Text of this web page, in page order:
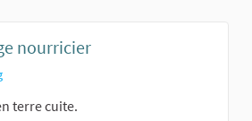
nourricier
terre cuite.